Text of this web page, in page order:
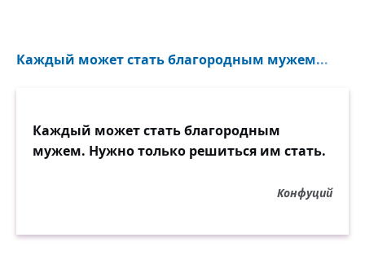
Каждый может стать благородным мужем...
Каждый может стать благородным
мужем. Нужно только решиться им стать.
Конфуций